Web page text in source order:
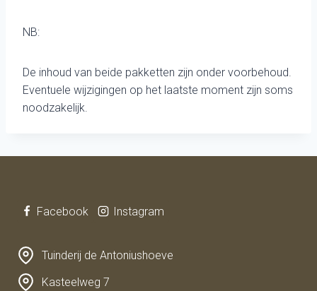
NB:
De inhoud van beide pakketten zijn onder voorbehoud.
Eventuele wijzigingen op het laatste moment zijn soms
noodzakelijk.
Facebook Instagram
Tuinderij de Antoniushoeve
Kasteelweg 7